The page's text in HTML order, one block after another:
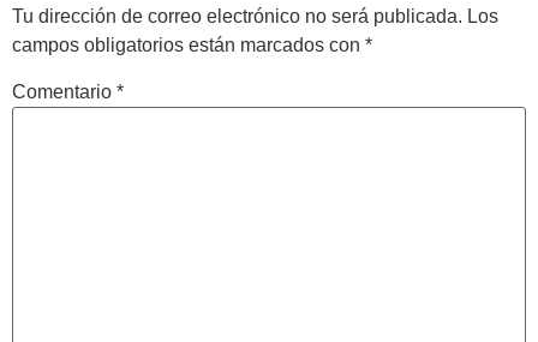
Tu dirección de correo electrónico no será publicada. Los
campos obligatorios están marcados con *
Comentario *